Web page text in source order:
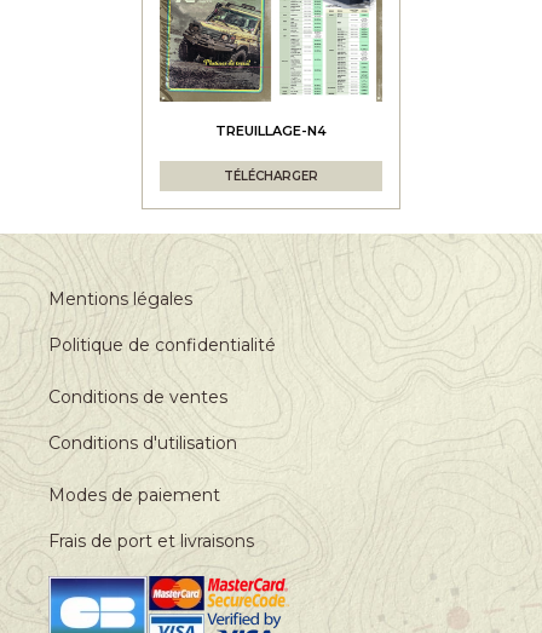
TREUILLAGE-N4
TÉLÉCHARGER
Mentions légales
Politique de confidentialité
Conditions de ventes
Conditions d'utilisation
Modes de paiement
Frais de port et livraisons